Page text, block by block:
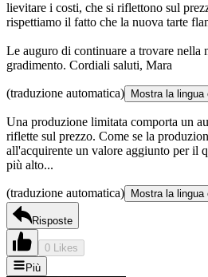
lievitare i costi, che si riflettono sul
rispettiamo il fatto che la nuova tarte
Le auguro di continuare a trovare nella
gradimento. Cordiali saluti, Mara
(traduzione automatica) Mostra la lingua
Una produzione limitata comporta un
riflette sul prezzo. Come se la
all'acquirente un valore aggiunto per il
più alto...
(traduzione automatica) Mostra la lingua
Risposte
0 Likes
Più